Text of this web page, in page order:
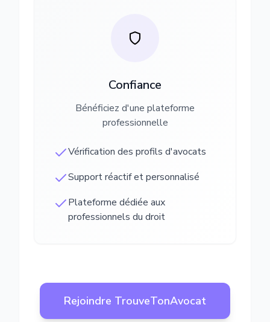
Confiance
Bénéficiez d'une plateforme
professionnelle
Vérification des profils d'avocats
Support réactif et personnalisé
Plateforme dédiée aux
professionnels du droit
Rejoindre TrouveTonAvocat